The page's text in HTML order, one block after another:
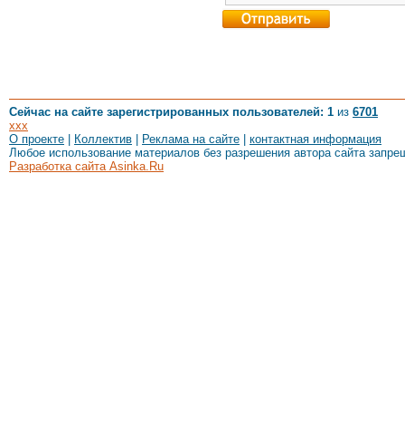
Сейчас на сайте зарегистрированных пользователей: 1 из 6701
xxx
О проекте
Коллектив Реклама на сайте
контактная информация
Любое использование материалов без разрешения автора сайта
Разработка сайта Asinka.Ru